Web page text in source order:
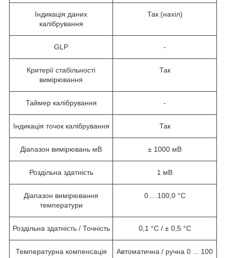
Індикація даних
калібрування
Так (нахіл)
GLP -
Критерії стабільності
вимірювання
Так
Таймер калібрування -
Індикація точок калібрування Так
Діапазон вимірювань мВ ± 1000 мВ
Роздільна здатність 1 мВ
Діапазон вимірювання
температури
0….100,0 °C
Роздільна здатність / Точність 0,1 °C / ± 0,5 °C
Температурна компенсація
Автоматична / ручна 0 ... 100